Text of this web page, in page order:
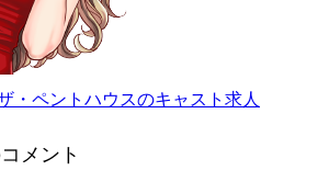
・ペントハウスのキャスト求人
メント